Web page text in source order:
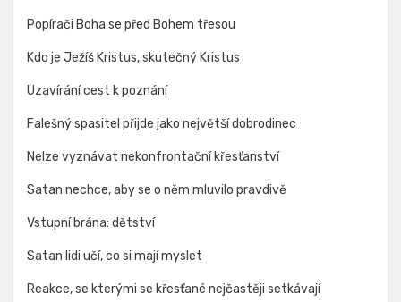
Popírači Boha se před Bohem třesou
Kdo je Ježíš Kristus, skutečný Kristus
Uzavírání cest k poznání
Falešný spasitel přijde jako největší dobrodinec
Nelze vyznávat nekonfrontační křesťanství
Satan nechce, aby se o něm mluvilo pravdivě
Vstupní brána: dětství
Satan lidi učí, co si mají myslet
Reakce, se kterými se křesťané nejčastěji setkávají